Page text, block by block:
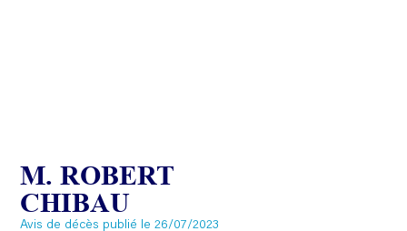
M. ROBERT
CHIBAU
Avis de décès publié le 26/07/2023